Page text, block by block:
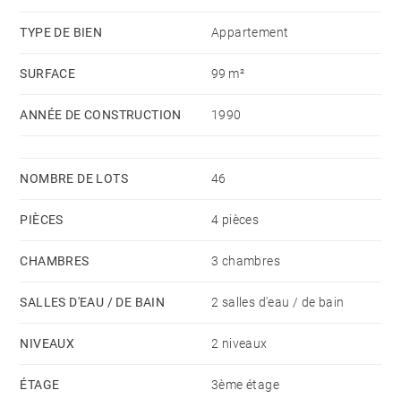
Une grande cave ainsi qu'un garage fermé complètent
TYPE DE BIEN Appartement
SURFACE 99 m²
ANNÉE DE CONSTRUCTION 1990
NOMBRE DE LOTS 46
PIÈCES 4 pièces
CHAMBRES 3 chambres
SALLES D'EAU / DE BAIN 2 salles d'eau / de bain
NIVEAUX 2 niveaux
ÉTAGE 3ème étage